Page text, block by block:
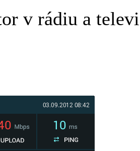
v rádiu a